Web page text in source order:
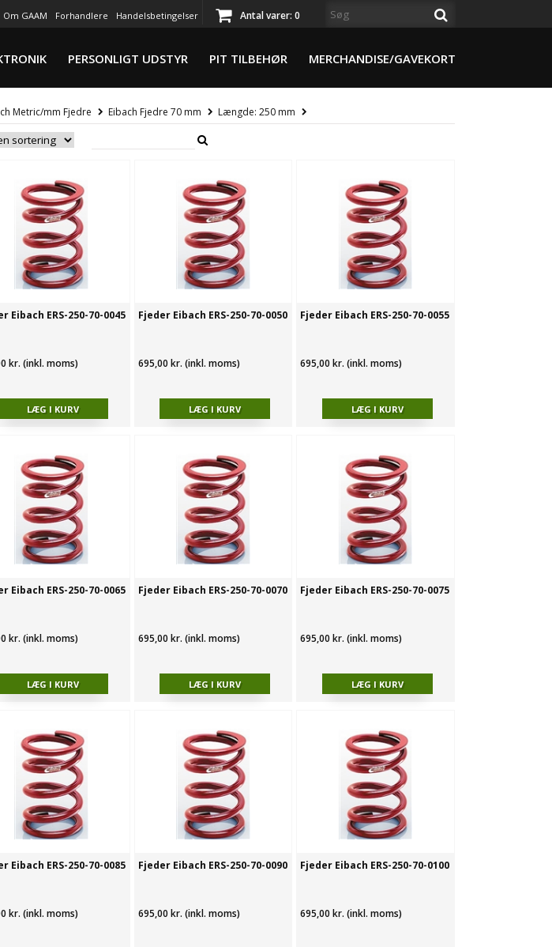
Om GAAM Forhandlere Handelsbetingelser Antal varer: 0
PERSONLIGT UDSTYR PIT TILBEHØR MERCHANDISE/GAVEKORT
Metric/mm Fjedre Eibach Fjedre 70 mm Længde: 250 mm
Eibach ERS-250-70-0045
kr. (inkl. moms)
Fjeder Eibach ERS-250-70-0050
695,00 kr. (inkl. moms)
Fjeder Eibach ERS-250-70-0055
695,00 kr. (inkl. moms)
Eibach ERS-250-70-0065
kr. (inkl. moms)
Fjeder Eibach ERS-250-70-0070
695,00 kr. (inkl. moms)
Fjeder Eibach ERS-250-70-0075
695,00 kr. (inkl. moms)
Eibach ERS-250-70-0085
kr. (inkl. moms)
Fjeder Eibach ERS-250-70-0090
695,00 kr. (inkl. moms)
Fjeder Eibach ERS-250-70-0100
695,00 kr. (inkl. moms)